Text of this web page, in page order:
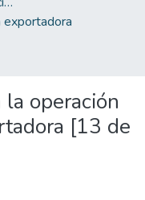
exportadora
operación
[13 de